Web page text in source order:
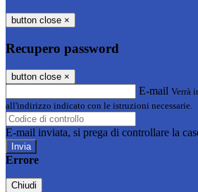
button close ×
Recupero password
button close ×
E-mail Verrà
all'indirizzo indicato con le istruzioni necessarie.
E-mail inviata, si prega di controllare la
Errore
Chiudi